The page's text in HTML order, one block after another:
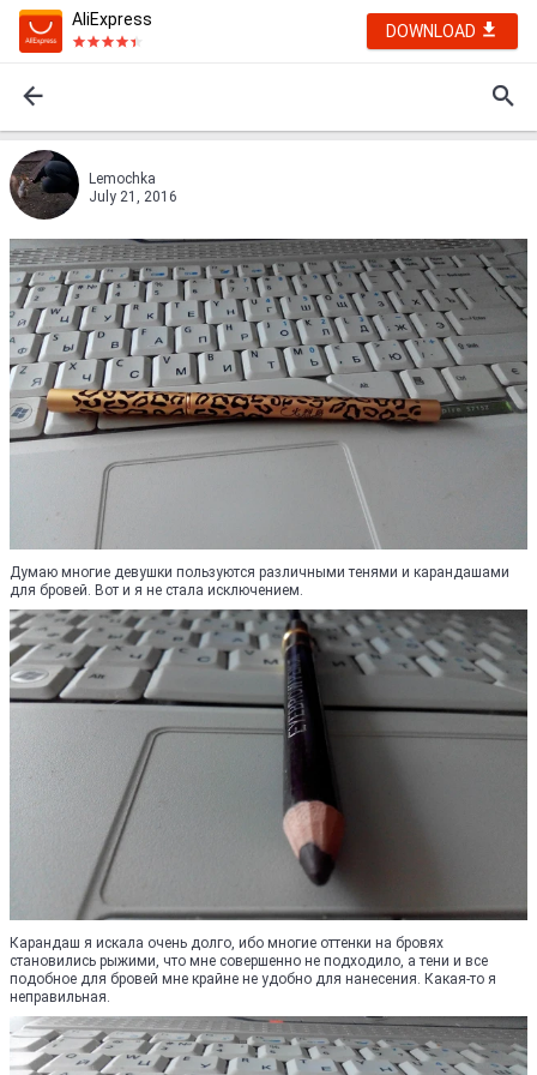
AliExpress
DOWNLOAD
Lemochka
July 21, 2016
Думаю многие девушки пользуются различными тенями и карандашами
для бровей. Вот и я не стала исключением.
Карандаш я искала очень долго, ибо многие оттенки на бровях
становились рыжими, что мне совершенно не подходило, а тени и все
подобное для бровей мне крайне не удобно для нанесения. Какая-то я
неправильная.